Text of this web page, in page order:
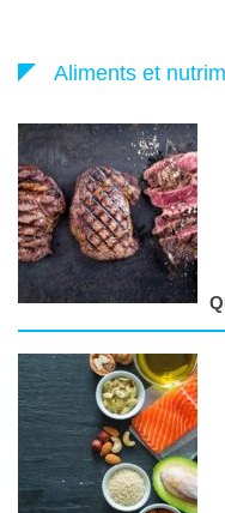
Aliments et